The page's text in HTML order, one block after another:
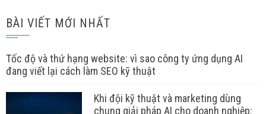
BÀI VIẾT MỚI NHẤT
Tốc độ và thứ hạng website: vì sao công ty ứng dụng AI
đang viết lại cách làm SEO kỹ thuật
Khi đội kỹ thuật và marketing dùng
chung giải pháp AI cho doanh nghiệp: